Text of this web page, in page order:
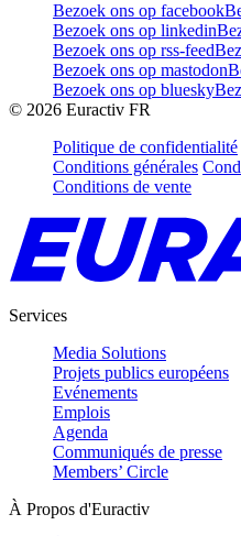
Bezoek ons op facebook
Bezoek ons op linkedin
Bezoek ons op rss-feed
Bezoek ons op mastodon
Bezoek ons op bluesky
© 2026 Euractiv FR
Politique de confidentialité
Conditions générales
Conditions de vente
Services
Media Solutions
Projets publics européens
Evénements
Emplois
Agenda
Communiqués de presse
Members’ Circle
À Propos d'Euractiv